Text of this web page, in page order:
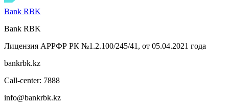
Bank RBK
Bank RBK
Лицензия АРРФР РК №1.2.100/245/41, от 05.04.2021 года
bankrbk.kz
Call-center: 7888
info@bankrbk.kz